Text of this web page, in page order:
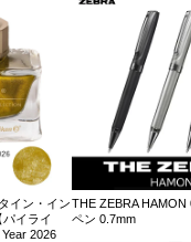
イン・イン
イライ
2026
THE ZEBRA HAMON
ペン 0.7mm